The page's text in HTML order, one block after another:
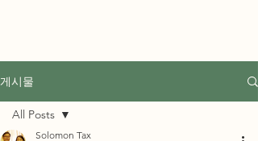
게시물
All Posts
Solomon Tax